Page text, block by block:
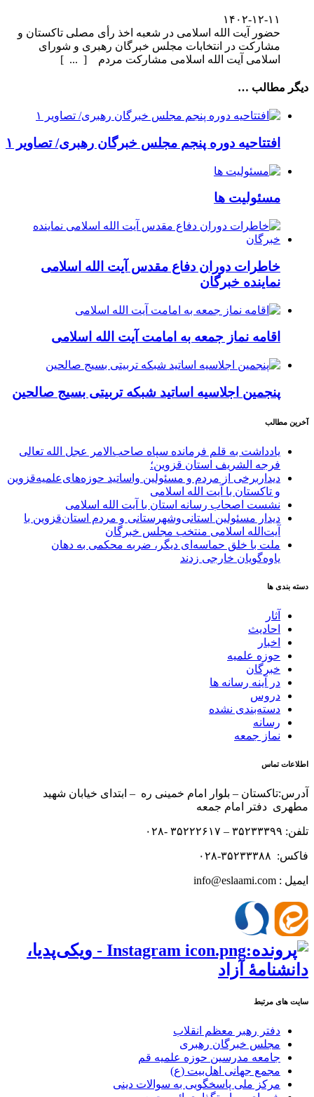
۱۴۰۲-۱۲-۱۱
حضور آیت الله اسلامی در شعبه اخذ رأی مصلی تاکستان و
مشارکت در انتخابات مجلس خبرگان رهبری و شورای
اسلامی آیت الله اسلامی مشارکت مردم [ ... ]
دیگر مطالب …
افتتاحیه دوره پنجم مجلس خبرگان رهبری/ تصاویر ۱
مسئولیت ها
خاطرات دوران دفاع مقدس آیت الله اسلامی
نماینده خبرگان
اقامه نماز جمعه به امامت آیت الله اسلامی
پنجمین اجلاسیه اساتید شبکه تربیتی بسیج صالحین
آخرین مطالب
یادداشت به قلم فرمانده سپاه صاحب‌الامر عجل الله تعالی
فرجه الشریف استان قزوین؛
دیداربرخی از مردم و مسئولین واساتید حوزه‌های‌علمیه‌قزوین
و تاکستان با آیت الله اسلامی
نشست اصحاب رسانه استان با آیت الله اسلامی
دیدار مسئولین استانی‌وشهرستانی و مردم‌ استان‌قزوین با
آیت‌الله‌ اسلامی منتخب مجلس‌ خبرگان
ملت با خلق حماسه‌ای دیگر، ضربه محکمی به دهان
یاوه‌گویان خارجی زدند
دسته بندی ها
آثار
احادیث
اخبار
حوزه علمیه
خبرگان
در آینه رسانه ها
دروس
دسته‌بندی نشده
رسانه
نماز جمعه
اطلاعات تماس
آدرس:تاکستان – بلوار امام خمینی ره – ابتدای خیابان شهید
مطهری دفتر امام جمعه
تلفن: ۳۵۲۳۳۳۹۹ – ۳۵۲۲۲۶۱۷ -۰۲۸
فاکس: ۳۵۲۳۳۳۸۸-۰۲۸
ایمیل : info@eslaami.com
سایت های مرتبط
دفتر رهبر معظم انقلاب
مجلس خبرگان رهبری
جامعه مدرسین حوزه علمیه قم
مجمع جهانی اهل‌بیت (ع)
مرکز ملی پاسخگویی به سوالات دینی